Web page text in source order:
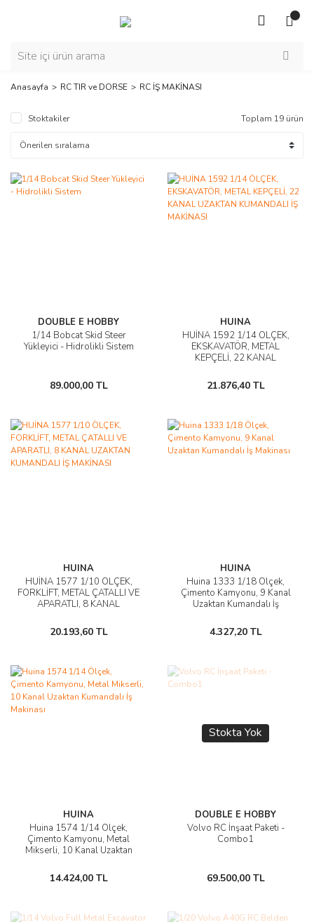
Anasayfa RC TIR ve DORSE RC İŞ MAKİNASI
Stoktakiler Toplam 19 ürün
DOUBLE E HOBBY
1/14 Bobcat Skid Steer
Yükleyici - Hidrolikli Sistem
89.000,00 TL
HUINA
HUİNA 1592 1/14 ÖLÇEK,
EKSKAVATÖR, METAL
KEPÇELİ, 22 KANAL
MAKİNASI
21.876,40 TL
HUINA
HUİNA 1577 1/10 ÖLÇEK,
FORKLİFT, METAL ÇATALLI VE
APARATLI, 8 KANAL
MAKİNASI
20.193,60 TL
HUINA
Huina 1333 1/18 Ölçek,
Çimento Kamyonu, 9 Kanal
Uzaktan Kumandalı İş
4.327,20 TL
HUINA
Huina 1574 1/14 Ölçek,
Çimento Kamyonu, Metal
Mikserli, 10 Kanal Uzaktan
14.424,00 TL
Stokta Yok
DOUBLE E HOBBY
Volvo RC İnşaat Paketi -
Combo1
69.500,00 TL